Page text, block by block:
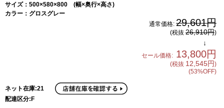
サイズ：500×580×800 (幅×奥行×高さ)
カラー：グロスグレー
通常価格: 29,601円
(税抜 26,910円)
↓
セール価格: 13,800円
(税抜 12,545円)
(53%OFF)
ネット在庫:21
配達区分:F